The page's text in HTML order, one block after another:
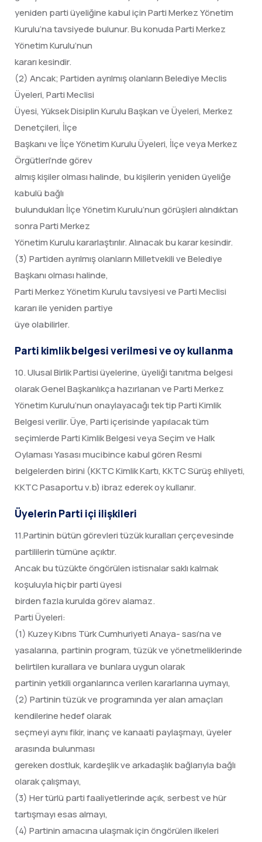
yeniden parti üyeliğine kabul için Parti Merkez Yönetim
Kurulu’na tavsiyede bulunur. Bu konuda Parti Merkez
Yönetim Kurulu’nun
kararı kesindir.
(2) Ancak; Partiden ayrılmış olanların Belediye Meclis
Üyeleri, Parti Meclisi
Üyesi, Yüksek Disiplin Kurulu Başkan ve Üyeleri, Merkez
Denetçileri, İlçe
Başkanı ve İlçe Yönetim Kurulu Üyeleri, İlçe veya Merkez
Örgütleri’nde görev
almış kişiler olması halinde, bu kişilerin yeniden üyeliğe
kabulü bağlı
bulundukları İlçe Yönetim Kurulu’nun görüşleri alındıktan
sonra Parti Merkez
Yönetim Kurulu kararlaştırılır. Alınacak bu karar kesindir.
(3) Partiden ayrılmış olanların Milletvekili ve Belediye
Başkanı olması halinde,
Parti Merkez Yönetim Kurulu tavsiyesi ve Parti Meclisi
kararı ile yeniden partiye
üye olabilirler.
Parti kimlik belgesi verilmesi ve oy kullanma
10. Ulusal Birlik Partisi üyelerine, üyeliği tanıtma belgesi
olarak Genel Başkanlıkça hazırlanan ve Parti Merkez
Yönetim Kurulu’nun onaylayacağı tek tip Parti Kimlik
Belgesi verilir. Üye, Parti içerisinde yapılacak tüm
seçimlerde Parti Kimlik Belgesi veya Seçim ve Halk
Oylaması Yasası mucibince kabul gören Resmi
belgelerden birini (KKTC Kimlik Kartı, KKTC Sürüş ehliyeti,
KKTC Pasaportu v.b) ibraz ederek oy kullanır.
Üyelerin Parti içi ilişkileri
11.Partinin bütün görevleri tüzük kuralları çerçevesinde
partililerin tümüne açıktır.
Ancak bu tüzükte öngörülen istisnalar saklı kalmak
koşuluyla hiçbir parti üyesi
birden fazla kurulda görev alamaz.
Parti Üyeleri:
(1) Kuzey Kıbrıs Türk Cumhuriyeti Anaya- sası’na ve
yasalarına, partinin program, tüzük ve yönetmeliklerinde
belirtilen kurallara ve bunlara uygun olarak
partinin yetkili organlarınca verilen kararlarına uymayı,
(2) Partinin tüzük ve programında yer alan amaçları
kendilerine hedef olarak
seçmeyi aynı fikir, inanç ve kanaati paylaşmayı, üyeler
arasında bulunması
gereken dostluk, kardeşlik ve arkadaşlık bağlarıyla bağlı
olarak çalışmayı,
(3) Her türlü parti faaliyetlerinde açık, serbest ve hür
tartışmayı esas almayı,
(4) Partinin amacına ulaşmak için öngörülen ilkeleri